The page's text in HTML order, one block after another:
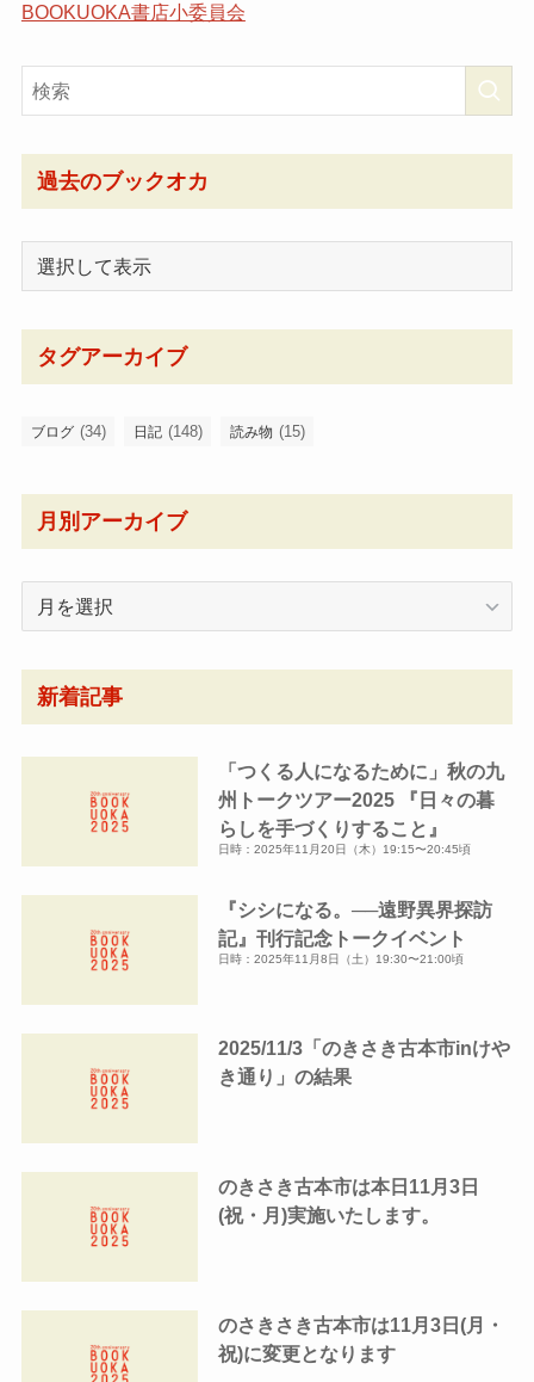
BOOKUOKA書店小委員会
過去のブックオカ
タグアーカイブ
ブログ (34) 日記 (148) 読み物 (15)
月別アーカイブ
ー
カ
新着記事
「つくる人になるために」秋の九
州トークツアー2025 『日々の暮
らしを手づくりすること』
日時：2025年11月20日（木）19:15〜20:45頃
『シシになる。──遠野異界探訪
記』刊行記念トークイベント
日時：2025年11月8日（土）19:30〜21:00頃
2025/11/3「のきさき古本市inけや
き通り」の結果
のきさき古本市は本日11月3日
(祝・月)実施いたします。
のさきさき古本市は11月3日(月・
祝)に変更となります